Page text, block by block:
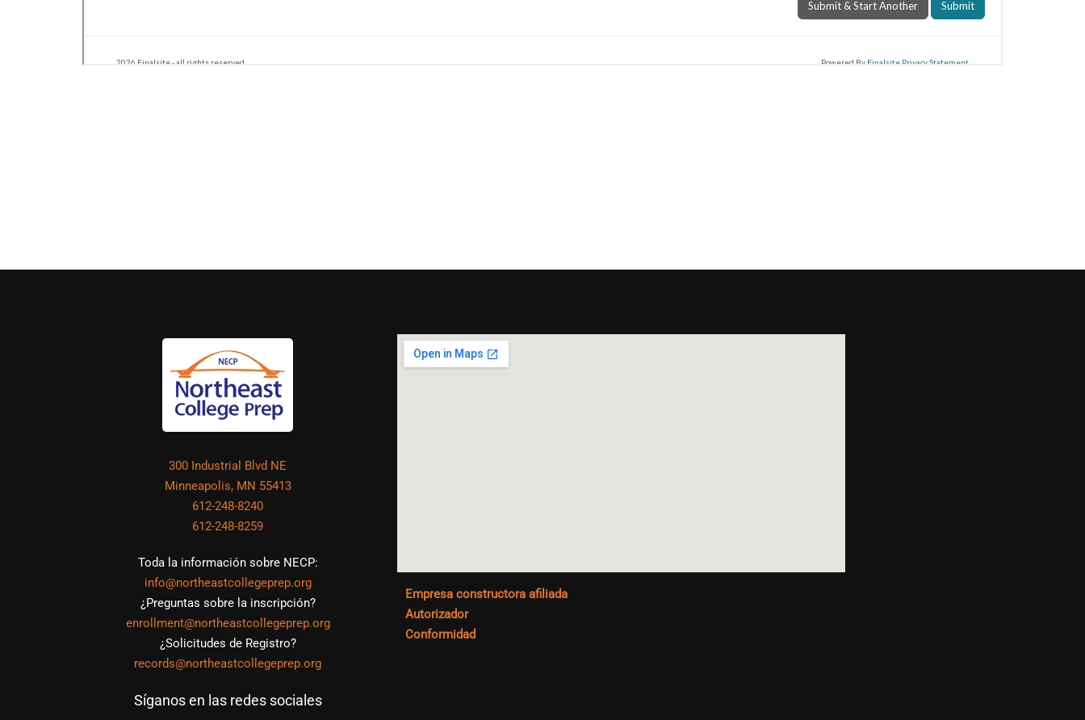
300 Industrial Blvd NE
Minneapolis, MN 55413
612-248-8240
612-248-8259
Toda la información sobre NECP:
info@northeastcollegeprep.org
¿Preguntas sobre la inscripción?
enrollment@northeastcollegeprep.org
¿Solicitudes de Registro?
records@northeastcollegeprep.org
Síganos en las redes sociales
Empresa constructora afiliada
Autorizador
Conformidad